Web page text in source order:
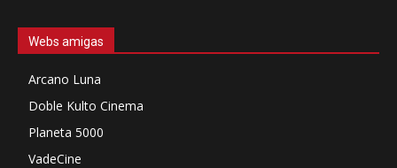
Webs amigas
Arcano Luna
Doble Kulto Cinema
Planeta 5000
VadeCine